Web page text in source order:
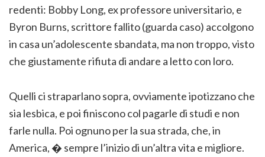
redenti: Bobby Long, ex professore universitario, e
Byron Burns, scrittore fallito (guarda caso) accolgono
in casa un’adolescente sbandata, ma non troppo, visto
che giustamente rifiuta di andare a letto con loro.
Quelli ci straparlano sopra, ovviamente ipotizzano che
sia lesbica, e poi finiscono col pagarle di studi e non
farle nulla. Poi ognuno per la sua strada, che, in
America, � sempre l’inizio di un’altra vita e migliore.